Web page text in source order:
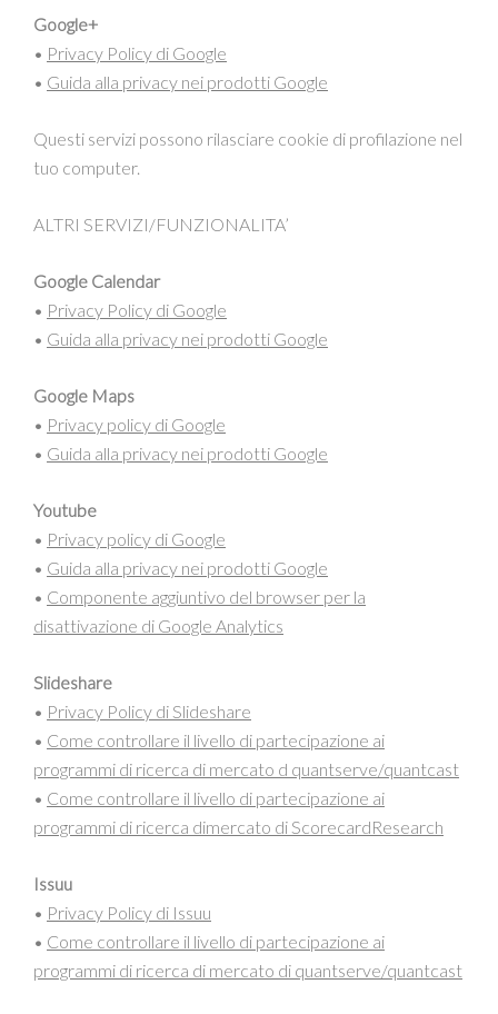
Google+
• Privacy Policy di Google
• Guida alla privacy nei prodotti Google
Questi servizi possono rilasciare cookie di profilazione nel
tuo computer.
ALTRI SERVIZI/FUNZIONALITA’
Google Calendar
• Privacy Policy di Google
• Guida alla privacy nei prodotti Google
Google Maps
• Privacy policy di Google
• Guida alla privacy nei prodotti Google
Youtube
• Privacy policy di Google
• Guida alla privacy nei prodotti Google
• Componente aggiuntivo del browser per la
disattivazione di Google Analytics
Slideshare
• Privacy Policy di Slideshare
• Come controllare il livello di partecipazione ai
programmi di ricerca di mercato d quantserve/quantcast
• Come controllare il livello di partecipazione ai
programmi di ricerca dimercato di ScorecardResearch
Issuu
• Privacy Policy di Issuu
• Come controllare il livello di partecipazione ai
programmi di ricerca di mercato di quantserve/quantcast